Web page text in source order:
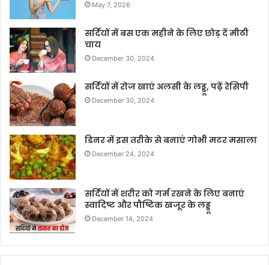
May 7, 2026
सर्दियों में बस एक महीने के लिए छोड़ दें मीठी
चाय
December 30, 2024
सर्दियों में रोज खाएं अलसी के लड्डू, पढ़ें रेसिपी
December 30, 2024
डिनर में इस तरीके से बनाएं गोभी मटर मसाला
December 24, 2024
सर्दियों में शरीर को गर्म रखने के लिए बनाएं
स्वादिष्ट और पौष्टिक खजूर के लड्डू
December 14, 2024